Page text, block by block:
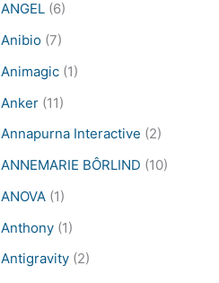
ANGEL (6)
Anibio (7)
Animagic (1)
Anker (11)
Annapurna Interactive (2)
ANNEMARIE BÔRLIND (10)
ANOVA (1)
Anthony (1)
Antigravity (2)